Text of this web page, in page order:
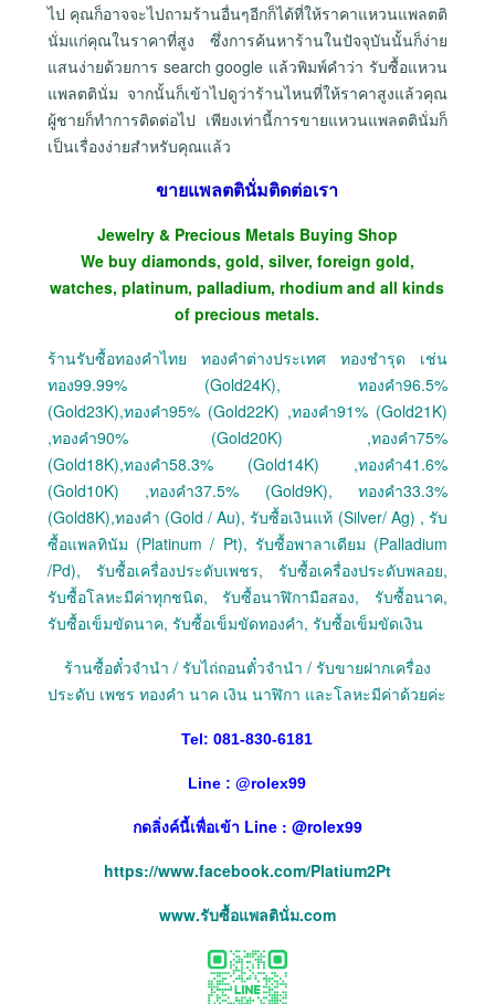
ไป คุณก็อาจจะไปถามร้านอื่นๆอีกก็ได้ที่ให้ราคาแหวนแพลตติ
นั่มแก่คุณในราคาที่สูง ซึ่งการค้นหาร้านในปัจจุบันนั้นก็ง่าย
แสนง่ายด้วยการ search google แล้วพิมพ์คำว่า รับซื้อแหวน
แพลตตินั่ม จากนั้นก็เข้าไปดูว่าร้านไหนที่ให้ราคาสูงแล้วคุณ
ผู้ชายก็ทำการติดต่อไป เพียงเท่านี้การขายแหวนแพลตตินั่มก็
เป็นเรื่องง่ายสำหรับคุณแล้ว
ขายแพลตตินั่มติดต่อเรา
Jewelry & Precious Metals Buying Shop
We buy diamonds, gold, silver, foreign gold,
watches, platinum, palladium, rhodium and all kinds
of precious metals.
ร้านรับซื้อทองคำไทย ทองคำต่างประเทศ ทองชำรุด เช่น
ทอง99.99% (Gold24K), ทองคำ96.5%
(Gold23K),ทองคำ95% (Gold22K) ,ทองคำ91% (Gold21K)
,ทองคำ90% (Gold20K) ,ทองคำ75%
(Gold18K),ทองคำ58.3% (Gold14K) ,ทองคำ41.6%
(Gold10K) ,ทองคำ37.5% (Gold9K), ทองคำ33.3%
(Gold8K),ทองคำ (Gold / Au), รับซื้อเงินแท้ (Silver/ Ag) , รับ
ซื้อแพลทินัม (Platinum / Pt), รับซื้อพาลาเดียม (Palladium
/Pd), รับซื้อเครื่องประดับเพชร, รับซื้อเครื่องประดับพลอย,
รับซื้อโลหะมีค่าทุกชนิด, รับซื้อนาฬิกามือสอง, รับซื้อนาค,
รับซื้อเข็มขัดนาค, รับซื้อเข็มขัดทองคำ, รับซื้อเข็มขัดเงิน
ร้านซื้อตั๋วจำนำ / รับไถ่ถอนตั๋วจำนำ / รับขายฝากเครื่อง
ประดับ เพชร ทองคำ นาค เงิน นาฬิกา และโลหะมีค่าด้วยค่ะ
Tel: 081-830-6181
Line : @rolex99
กดลิ่งค์นี้เพื่อเข้า Line : @rolex99
https://www.facebook.com/Platium2Pt
www.รับซื้อแพลตินั่ม.com